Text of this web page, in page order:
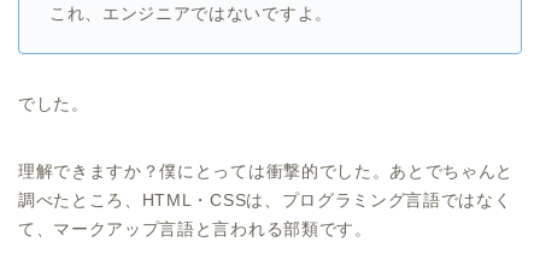
これ、エンジニアではないですよ。
でした。
理解できますか？僕にとっては衝撃的でした。あとでちゃんと
調べたところ、HTML・CSSは、プログラミング言語ではなく
て、マークアップ言語と言われる部類です。